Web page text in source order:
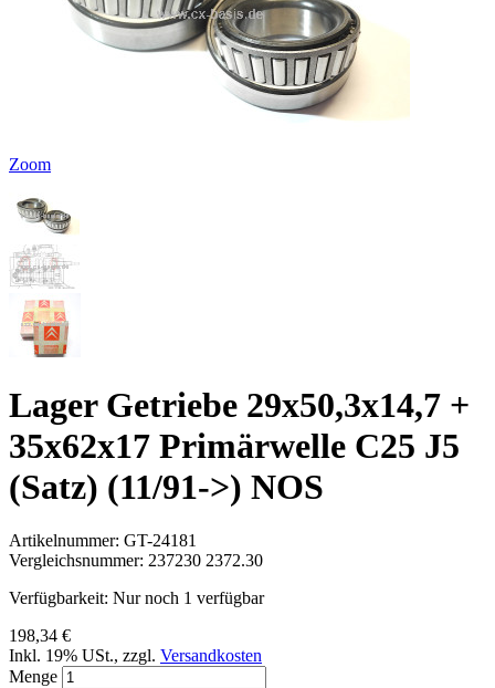
Zoom
Lager Getriebe 29x50,3x14,7 +
35x62x17 Primärwelle C25 J5
(Satz) (11/91->) NOS
Artikelnummer: GT-24181
Vergleichsnummer: 237230 2372.30
Verfügbarkeit: Nur noch 1 verfügbar
198,34 €
Inkl. 19% USt., zzgl. Versandkosten
Menge